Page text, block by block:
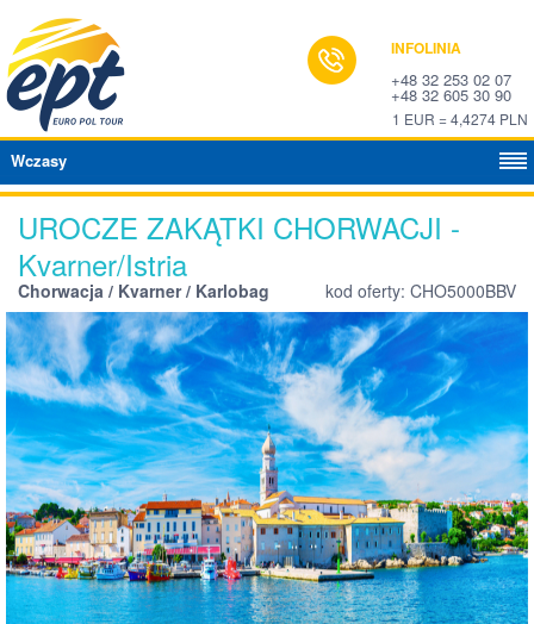
INFOLINIA
+48 32 253 02 07
+48 32 605 30 90
1 EUR = 4,4274 PLN
Wczasy
UROCZE ZAKĄTKI CHORWACJI -
Kvarner/Istria
Chorwacja / Kvarner / Karlobag kod oferty: CHO5000BBV